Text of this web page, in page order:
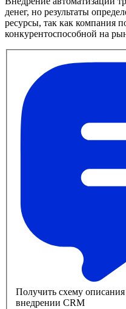
денег, но результаты
ресурсы, так как компания
конкурентоспособной на
Получить схему
внедрении CRM